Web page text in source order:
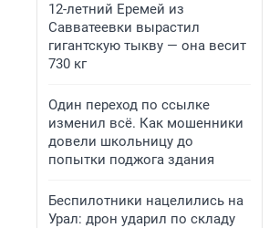
12-летний Еремей из
Савватеевки вырастил
гигантскую тыкву — она весит
730 кг
Один переход по ссылке
изменил всё. Как мошенники
довели школьницу до
попытки поджога здания
Беспилотники нацелились на
Урал: дрон ударил по складу